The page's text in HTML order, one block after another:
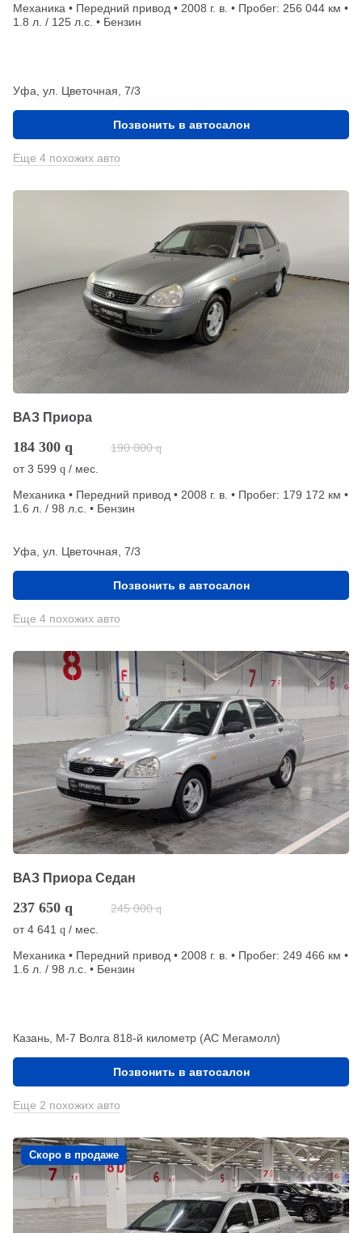
Механика • Передний привод • 2008 г. в. • Пробег: 256 044 км •
1.8 л. / 125 л.с. • Бензин
Уфа, ул. Цветочная, 7/3
Позвонить в автосалон
Еще 4 похожих авто
ВАЗ Приора
184 300 q 190 000 q
от3 599 q / мес.
Механика • Передний привод • 2008 г. в. • Пробег: 179 172 км •
1.6 л. / 98 л.с. • Бензин
Уфа, ул. Цветочная, 7/3
Позвонить в автосалон
Еще 4 похожих авто
ВАЗ Приора Седан
237 650 q 245 000 q
от4 641 q / мес.
Механика • Передний привод • 2008 г. в. • Пробег: 249 466 км •
1.6 л. / 98 л.с. • Бензин
Казань, М-7 Волга 818-й километр (АС Мегамолл)
Позвонить в автосалон
Еще 2 похожих авто
Скоро в продаже